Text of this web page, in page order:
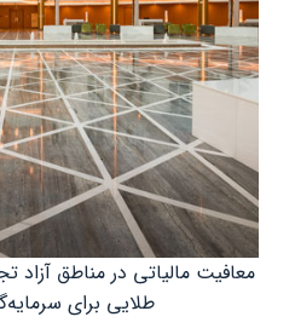
معافیت مالیاتی در مناطق آزاد
طلایی برای